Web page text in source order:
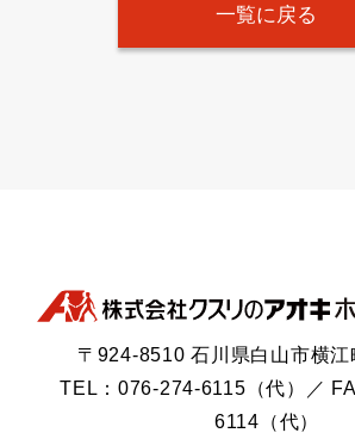
一覧に戻る
〒924-8510 石川県白山市横
TEL：076-274-6115（代）／
6114（代）